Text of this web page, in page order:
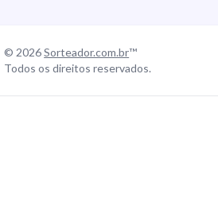
© 2026Sorteador.com.br™
Todos os direitos reservados.